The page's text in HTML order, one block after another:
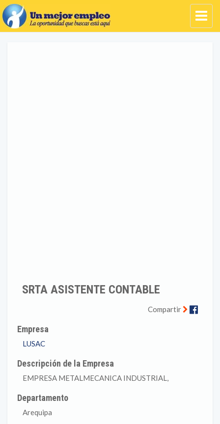
SRTA ASISTENTE CONTABLE
Compartir
Empresa
LUSAC
Descripción de la Empresa
EMPRESA METALMECANICA INDUSTRIAL,
Departamento
Arequipa